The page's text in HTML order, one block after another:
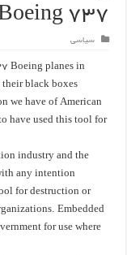
737
سیاسی
Boeing planes in
black boxes.
we have of American
have used this tool for
industry and the
any intention
for destruction or
Embedded
for use where